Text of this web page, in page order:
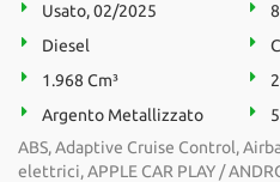
Usato, 02/2025
Diesel
1.968 Cm³
Argento Metallizzato
ABS, Adaptive Cruise Control,
elettrici, APPLE CAR PLAY /